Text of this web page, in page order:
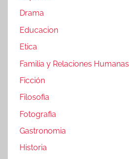
Drama
Educacion
Etica
Familia y Relaciones Humanas
Ficción
Filosofia
Fotografia
Gastronomia
Historia